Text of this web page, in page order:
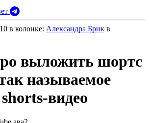
в колонке: Александра Брик в
выложить шортс
называемое
видео